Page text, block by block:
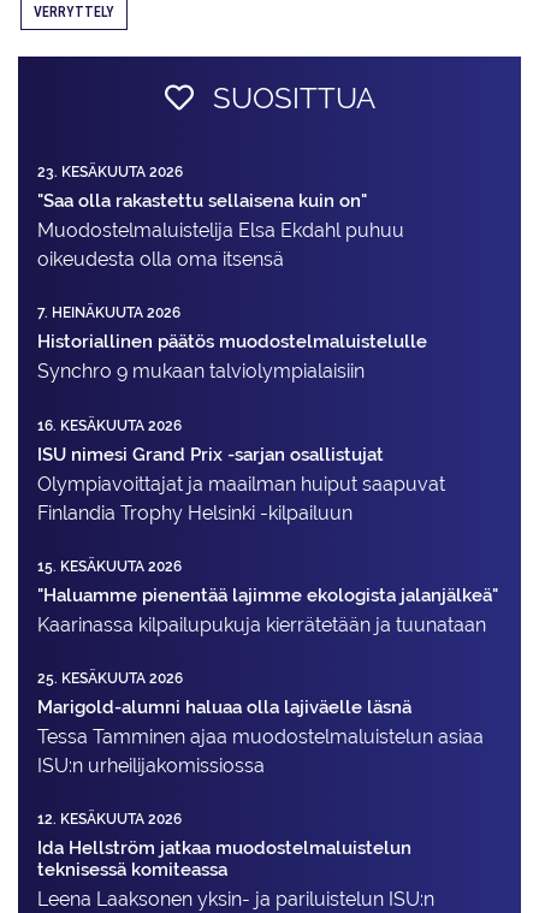
VERRYTTELY
SUOSITTUA
23. KESÄKUUTA 2026
"Saa olla rakastettu sellaisena kuin on"
Muodostelma­luistelija Elsa Ekdahl puhuu
oikeudesta olla oma itsensä
7. HEINÄKUUTA 2026
Historiallinen päätös muodostelmaluistelulle
Synchro 9 mukaan talviolympialaisiin
16. KESÄKUUTA 2026
ISU nimesi Grand Prix -sarjan osallistujat
Olympiavoittajat ja maailman huiput saapuvat
Finlandia Trophy Helsinki -kilpailuun
15. KESÄKUUTA 2026
"Haluamme pienentää lajimme ekologista jalanjälkeä"
Kaarinassa kilpailupukuja kierrätetään ja tuunataan
25. KESÄKUUTA 2026
Marigold-alumni haluaa olla lajiväelle läsnä
Tessa Tamminen ajaa muodostelma­luistelun asiaa
ISU:n urheilija­komissiossa
12. KESÄKUUTA 2026
Ida Hellström jatkaa muodostelmaluistelun
teknisessä komiteassa
Leena Laaksonen yksin- ja pariluistelun ISU:n